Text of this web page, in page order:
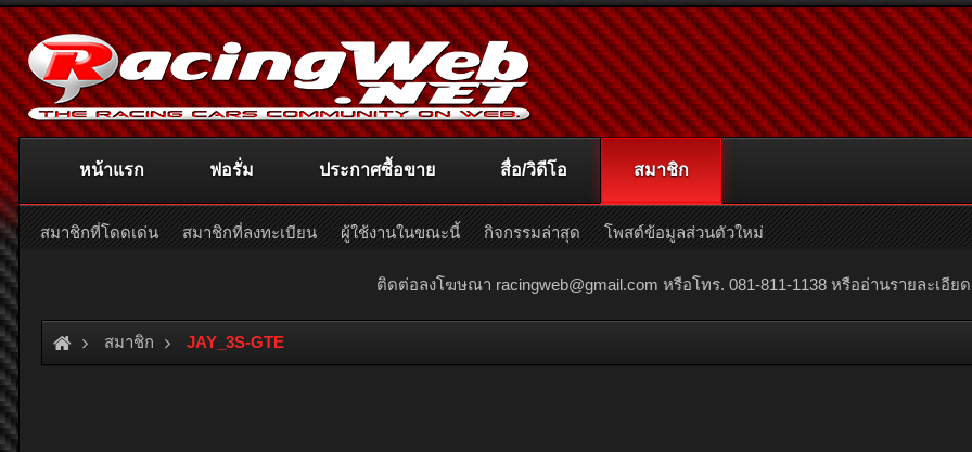
ติดต่อลงโฆษณา racingweb@gmail.com หรือโทร. 081-811-1138 หรืออ่านรายละเอีย
สมาชิก JAY_3S-GTE
หน้าแรก ฟอรั่ม ประกาศซื้อขาย สื่อ/วิดีโอ สมาชิก
สมาชิกที่โดดเด่น สมาชิกที่ลงทะเบียน ผู้ใช้งานในขณะนี้ กิจกรรมล่าสุด โพสต์ข้อมูลส่วนตัวใหม่